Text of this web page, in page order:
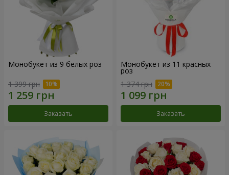
Монобукет из 9 белых роз
1 399 грн
Заказать
Монобукет из 11 красных
роз
1 374 грн
Заказать